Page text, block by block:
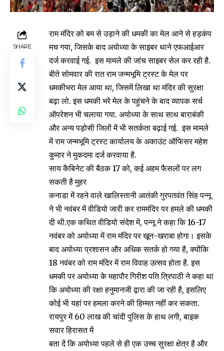
SHARE
राम मंदिर को बम से उड़ाने की धमकी का मेल आने से हड़कंप
मच गया, जिसके बाद अयोध्या के साइबर थाने एफआईआर
दर्ज करवाई गई. इस मामले की जांच साइबर सेल कर रही है.
बीते सोमवार की रात राम जन्मभूमि ट्रस्ट के मेल पर
धमकीभरा मेल आया था, जिसमें लिखा था मंदिर की सुरक्षा
बढ़ा लो. इस धमकी भरे मेल के पहुंचने के बाद व्यापक सर्च
ऑपरेशन भी चलाया गया. अयोध्या के साथ साथ बाराबंकी
और अन्य पड़ोसी जिलों में भी सतर्कता बढ़ाई गई. इस मामले
में राम जन्मभूमि ट्रस्ट कार्यालय के अकाउंट ऑफिसर महेश
कुमार ने मुकदमा दर्ज करवाया है.
साय कैबिनेट की बैठक 17 को, कई अहम फैसलों पर लग
सकती है मुहर
कनाडा में रहने वाले खालिस्तानी आतंकी गुरपतवंत सिंह पन्नू
ने भी नवंबर में वीडियो जारी कर राममंदिर पर हमले की धमकी
दी थी.एक कथित वीडियो संदेश में, पन्नू ने कहा कि 16-17
नवंबर को अयोध्या में राम मंदिर पर खून-खराबा होगा। इसके
बाद अयोध्या प्रशासन और अधिक सतर्क हो गया है, क्योंकि
18 नवंबर को राम मंदिर में राम विवाह उत्सव होता है. इस
धमकी पर अयोध्या के महापौर गिरीश पति त्रिपाठी ने कहा था
कि अयोध्या की रक्षा हनुमानजी द्वारा की जा रही है, इसलिए
कोई भी यहां पर हमला करने की हिम्मत नहीं कर सकता.
रायपुर में 60 लाख की चांदी पुलिस के हाथ लगी, बाइक
सवार हिरासत में
बता दें कि अयोध्या पहले से ही एक उच्च सुरक्षा क्षेत्र है और